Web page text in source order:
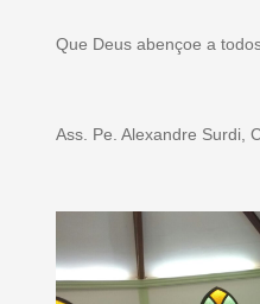
Que Deus abençoe a
Ass. Pe. Alexandre Surdi,